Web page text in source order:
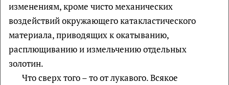
изменениям, кроме чисто механических
воздействий окружающего катакластического
материала, приводящих к окатыванию,
расплющиванию и измельчению отдельных
золотин.
Что сверх того – то от лукавого. Всякое